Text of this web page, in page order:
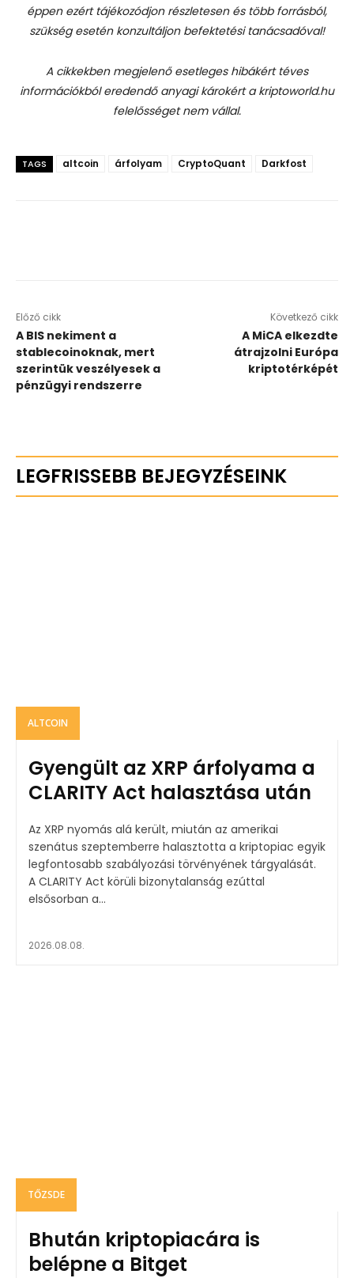
éppen ezért tájékozódjon részletesen és több forrásból,
szükség esetén konzultáljon befektetési tanácsadóval!
A cikkekben megjelenő esetleges hibákért téves
információkból eredendő anyagi károkért a kriptoworld.hu
felelősséget nem vállal.
TAGS altcoin árfolyam CryptoQuant Darkfost
Előző cikk
A BIS nekiment a
stablecoinoknak, mert
szerintük veszélyesek a
pénzügyi rendszerre
Következő cikk
A MiCA elkezdte
átrajzolni Európa
kriptotérképét
LEGFRISSEBB BEJEGYZÉSEINK
ALTCOIN
Gyengült az XRP árfolyama a
CLARITY Act halasztása után
Az XRP nyomás alá került, miután az amerikai
szenátus szeptemberre halasztotta a kriptopiac egyik
legfontosabb szabályozási törvényének tárgyalását.
A CLARITY Act körüli bizonytalanság ezúttal
elsősorban a...
2026.08.08.
TŐZSDE
Bhután kriptopiacára is
belépne a Bitget